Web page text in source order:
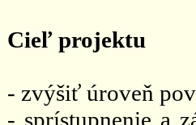
Cieľ projektu
- zvýšiť úroveň
- sprístupnenie a